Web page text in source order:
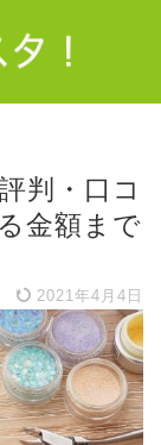
判・口コ
金額まで
2021年4月4日